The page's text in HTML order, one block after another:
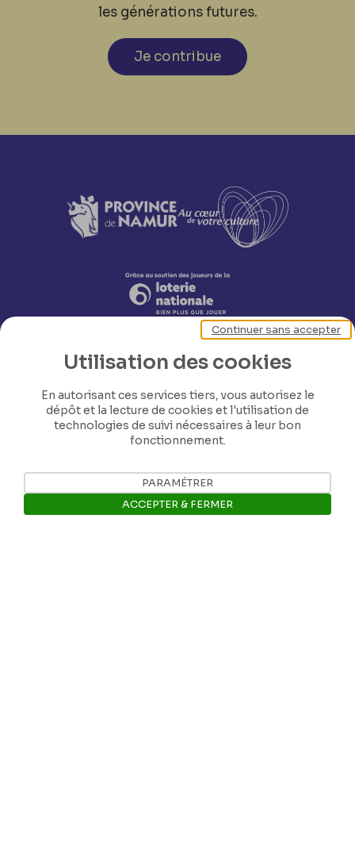
les générations futures.
Je contribue
Nos coordonnées
Utilisation des cookies
En autorisant ces services tiers, vous autorisez le
dépôt et la lecture de cookies et l'utilisation de
technologies de suivi nécessaires à leur bon
fonctionnement.
Continuer sans accepter
PARAMÉTRER
ACCEPTER & FERMER